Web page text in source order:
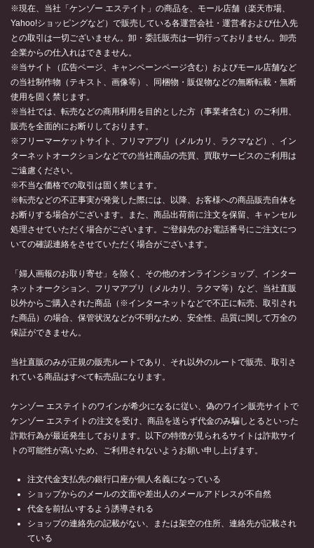
※現在、当社「ケンゾー エステイト」の商品を、モール店舗（楽天市場、
Yahoo!ショッピングなど）で販売している各運営会社・運営者および仕入先
との取引は一切ございません。卸・委託販売は一切行っておりません。卸売
企業からの仕入れはできません。
※当サイト（広告ページ、キャンペーンページ含む）およびモール店舗など
の当社制作物（テキスト、画像等）、同梱物・販促物などの無断転載・無断
使用を固く禁じます。
※当社では、転売などの商用利用を目的とした方（事業者含む）のご利用、
販売を全面的にお断りしております。
※フリーマーケットサイト、フリマアプリ（メルカリ、ラクマなど）、イン
ターネットオークションなどでの当社商品の売買、買取サービスのご利用は
ご遠慮ください。
※不当な価格での取引は固く禁じます。
※転売などの不正事実が発覚した際には、以降、お客様への商品販売自体を
お断りする場合がございます。また、商品出荷前に注文を保留、キャンセル
処理させていただく場合がございます。ご登録先のお電話番号にご注文につ
いての確認連絡をさせていただく場合がございます。
「婦人画報のお取り寄せ」を除く、その他のオンラインショップ、インター
ネットオークション、フリマアプリ（メルカリ、ラクマ等）など、当社直販
以外からご購入された商品（※インターネットなどで不正に転売、取引され
た商品）の場合、保管状況などが不明なため、安全性、品質に関して万全の
保証ができません。
当社直販のみが正規の販売ルートであり、それ以外のルートで販売、取引さ
れている商品はすべて転売品になります。
ケンゾー エステイトのワインが希少になるに従い、偽のワイン販売サイトで
ケンゾー エステイトの注文を受け、商品を送らず代金のみ騙しとるといった
詐欺行為が最近発生しております。以下の特徴が見られるサイトは詐欺サイ
トの可能性が高いため、ご利用されないようお願い申し上げます。
注文代金支払先の銀行口座が個人名義になっている
ショップからのメールの文面や差出人のメールアドレスが不自然
代金を前払いするよう誘導される
ショップの連絡先の記載がない、または架空の住所、連絡先が記載され
ている